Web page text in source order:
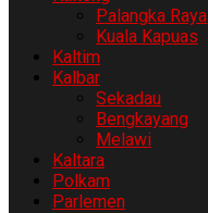
Palangka Raya
Kuala Kapuas
Kaltim
Kalbar
Sekadau
Bengkayang
Melawi
Kaltara
Polkam
Parlemen